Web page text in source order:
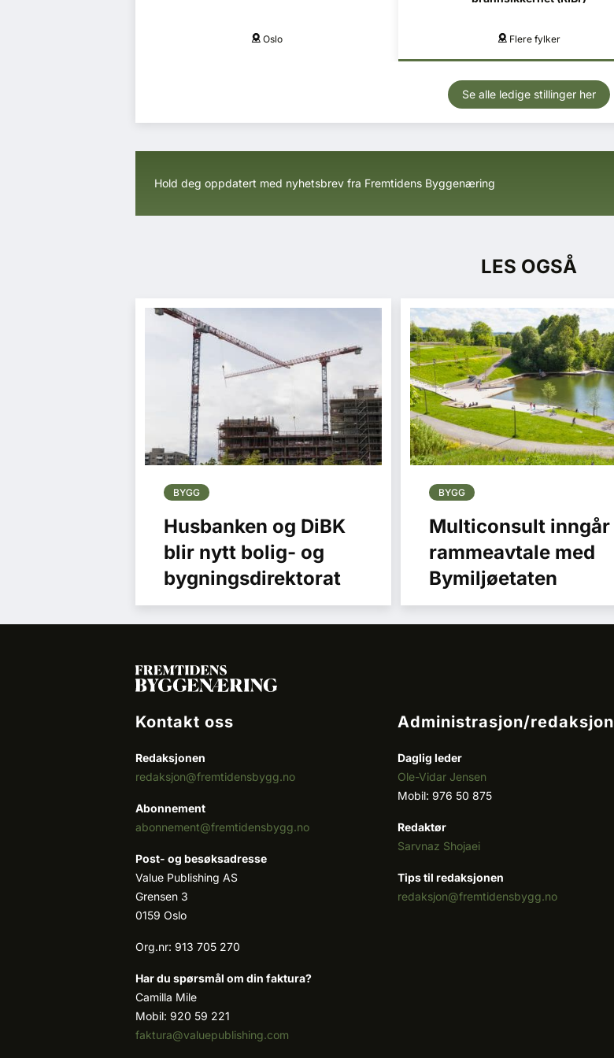
Flere fylker Mo i Rana, Mosjøen
Se alle ledige stillinger her
Hold deg oppdatert med nyhetsbrev fra Fremtidens Byggenæring
LES OGSÅ
BYGG
Husbanken og DiBK
blir nytt bolig- og
bygningsdirektorat
BYGG
Multiconsult inngår
rammeavtale med
Bymiljøetaten
Kontakt oss
Redaksjonen
redaksjon@fremtidensbygg.no
Abonnement
abonnement@fremtidensbygg.no
Post- og besøksadresse
Value Publishing AS
Grensen 3
0159 Oslo
Org.nr: 913 705 270
Har du spørsmål om din faktura?
Camilla Mile
Mobil: 920 59 221
faktura@valuepublishing.com
Administrasjon/redaksjon
Daglig leder
Ole-Vidar Jensen
Mobil: 976 50 875
Redaktør
Sarvnaz Shojaei
Tips til redaksjonen
redaksjon@fremtidensbygg.no